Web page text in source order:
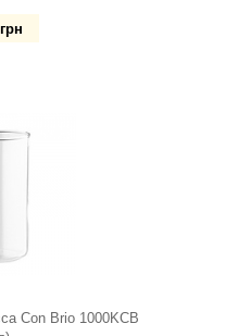
грн
Con Brio 1000KCB